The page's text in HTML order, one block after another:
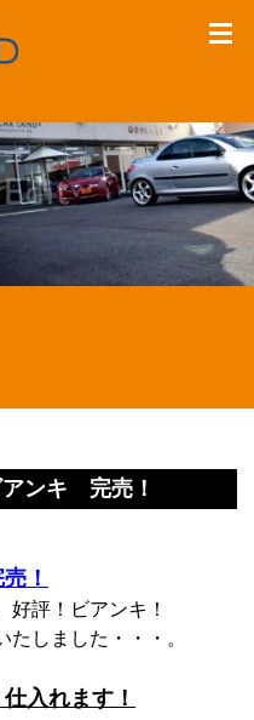
ンキ 完売！
！
好評！ビアンキ！
しました・・・。
入れます！